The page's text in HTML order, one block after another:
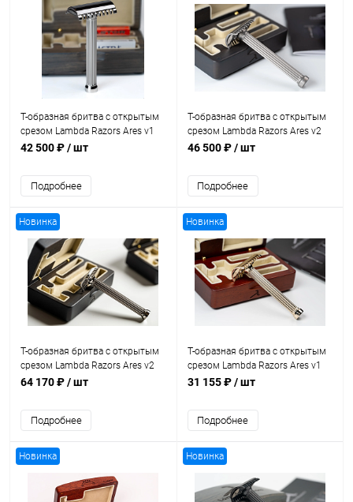
Т-образная бритва с открытым
срезом Lambda Razors Ares v1
Stainless Steel
42 500 ₽/ шт
Подробнее
Т-образная бритва с открытым
срезом Lambda Razors Ares v2
Titanium Satin Finish
46 500 ₽/ шт
Подробнее
Новинка
Т-образная бритва с открытым
срезом Lambda Razors Ares v2
Titanium (Grade 5)
64 170 ₽/ шт
Подробнее
Новинка
Т-образная бритва с открытым
срезом Lambda Razors Ares v1
Bronze
31 155 ₽/ шт
Подробнее
Новинка Новинка